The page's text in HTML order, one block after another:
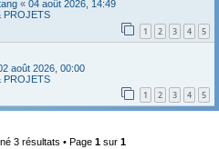
« 04 août 2026, 14:49
PROJETS
1 2 3 4 5
août 2026, 00:00
PROJETS
1 2 3 4 5
3 résultats • Page 1 sur 1